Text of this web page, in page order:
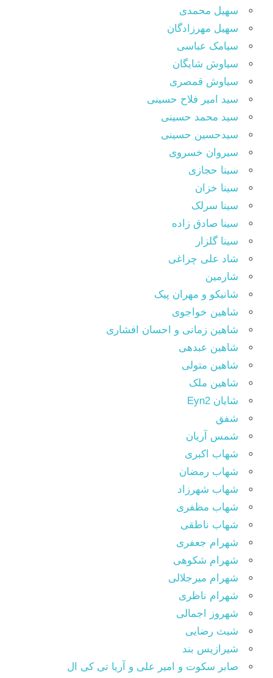
سهیل محمدی
سهیل مهرزادگان
سیامک عباسی
سیاوش شایگان
سیاوش قمصری
سید امیر فلاح حسینی
سید محمد حسینی
سیدحسین حسینی
سیروان خسروی
سینا حجازی
سینا خزان
سینا سرلک
سینا صادق زاده
سینا گلزار
شاد علی چراغی
شارمین
شانیکو و مهران پیک
شاهین خواجوی
شاهین زمانی و احسان افشاری
شاهین عبدهی
شاهین متولی
شاهین ملک
شایان Eyn2
شفق
شمس آریان
شهاب اکبری
شهاب رمضان
شهاب شهرزاد
شهاب مظفری
شهاب ناطقی
شهرام جعفری
شهرام شکوهی
شهرام میرجلالی
شهرام ناظری
شهروز اجمالی
شیث رضایی
شیرازیس بند
صابر سکوت و امیر علی و آریا تی کی ال